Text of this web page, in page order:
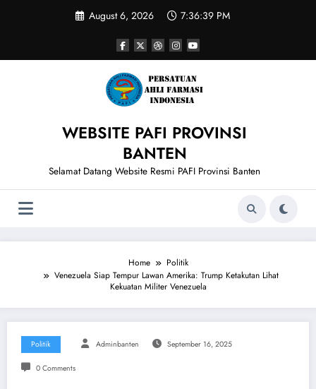
August 6, 2026 7:36:40 PM
WEBSITE PAFI PROVINSI
BANTEN
Selamat Datang Website Resmi PAFI Provinsi Banten
Home
Politik
Venezuela Siap Tempur Lawan Amerika: Trump Ketakutan Lihat
Kekuatan Militer Venezuela
Politik Adminbanten September 16, 2025
0 Comments